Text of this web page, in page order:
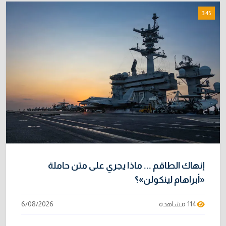
3:45
إنهاك الطاقم ... ماذا يجري على متن حاملة
«أبراهام لينكولن»؟
114 مشاهدة 6/08/2026